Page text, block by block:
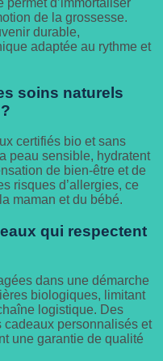
de la grossesse.
durable,
adaptée au rythme et
soins naturels
certifiés bio et sans
peau sensible, hydratent
de bien-être et de
risques d’allergies, ce
maman et du bébé.
qui respectent
dans une démarche
biologiques, limitant
logistique. Des
personnalisés et
une garantie de qualité